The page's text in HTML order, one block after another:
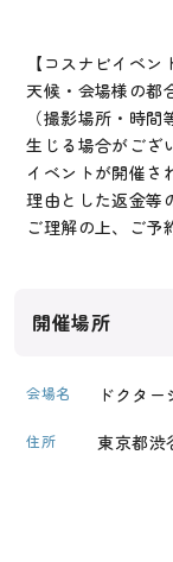
【コスナビイベン
天候・会場様の都
（撮影場所・時
生じる場合がござ
イベントが開催さ
理由とした返金等
ご理解の上、ご予
開催場所
会場名 ドクタ
住所 東京都渋